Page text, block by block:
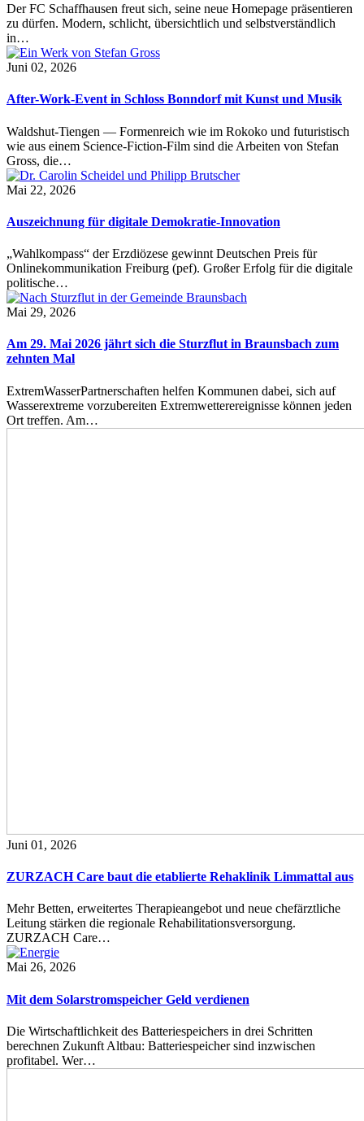
Der FC Schaffhausen freut sich, seine neue Homepage präsentieren
zu dürfen. Modern, schlicht, übersichtlich und selbstverständlich
in…
Juni 02, 2026
After-Work-Event in Schloss Bonndorf mit Kunst und Musik
Waldshut-Tiengen — Formenreich wie im Rokoko und futuristisch
wie aus einem Science-Fiction-Film sind die Arbeiten von Stefan
Gross, die…
Mai 22, 2026
Auszeichnung für digitale Demokratie-Innovation
„Wahlkompass“ der Erzdiözese gewinnt Deutschen Preis für
Onlinekommunikation Freiburg (pef). Großer Erfolg für die digitale
politische…
Mai 29, 2026
Am 29. Mai 2026 jährt sich die Sturzflut in Braunsbach zum
zehnten Mal
ExtremWasserPartnerschaften helfen Kommunen dabei, sich auf
Wasserextreme vorzubereiten Extremwetterereignisse können jeden
Ort treffen. Am…
Juni 01, 2026
ZURZACH Care baut die etablierte Rehaklinik Limmattal aus
Mehr Betten, erweitertes Therapieangebot und neue chefärztliche
Leitung stärken die regionale Rehabilitationsversorgung.
ZURZACH Care…
Mai 26, 2026
Mit dem Solarstromspeicher Geld verdienen
Die Wirtschaftlichkeit des Batteriespeichers in drei Schritten
berechnen Zukunft Altbau: Batteriespeicher sind inzwischen
profitabel. Wer…